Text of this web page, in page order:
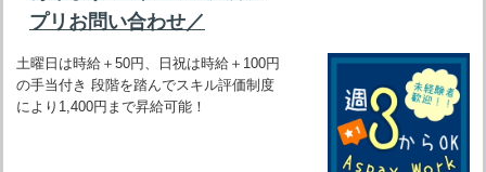
プリお問い合わせ／
土曜日は時給＋50円、日祝は時給＋100円
の手当付き 段階を踏んでスキル評価制度
により1,400円まで昇給可能！